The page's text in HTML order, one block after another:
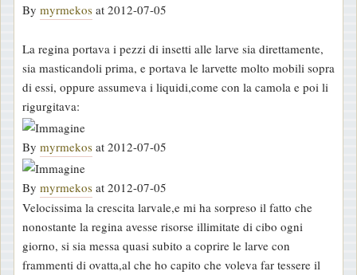
By myrmekos at 2012-07-05
La regina portava i pezzi di insetti alle larve sia direttamente,
sia masticandoli prima, e portava le larvette molto mobili sopra
di essi, oppure assumeva i liquidi,come con la camola e poi li
rigurgitava:
By myrmekos at 2012-07-05
By myrmekos at 2012-07-05
Velocissima la crescita larvale,e mi ha sorpreso il fatto che
nonostante la regina avesse risorse illimitate di cibo ogni
giorno, si sia messa quasi subito a coprire le larve con
frammenti di ovatta,al che ho capito che voleva far tessere il